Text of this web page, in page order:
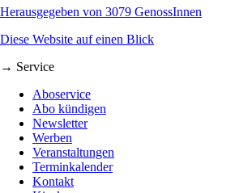
Herausgegeben von 3079 GenossInnen
Diese Website auf einen Blick
→ Service
Aboservice
Abo kündigen
Newsletter
Werben
Veranstaltungen
Terminkalender
Kontakt